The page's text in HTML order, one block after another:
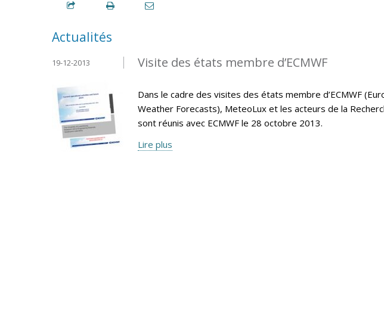
Actualités
Visite des états membre d’ECMWF
19-12-2013
Dans le cadre des visites des états membre d’ECMWF
Weather Forecasts), MeteoLux et les acteurs de la
sont réunis avec ECMWF le 28 octobre 2013.
Lire plus